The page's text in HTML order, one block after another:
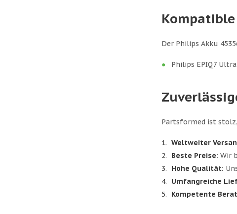
Der Philips Akku
Philips EPIQ7
Partsformed ist
Weltweiter
Beste Preise: Wir
Hohe Qualität:
Umfangreiche
Kompetente